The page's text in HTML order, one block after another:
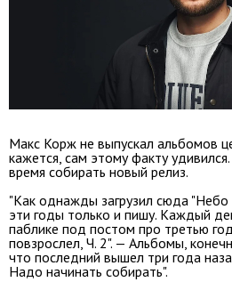
Макс Корж не выпускал альбомов
кажется, сам этому факту
время собирать новый релиз.
"Как однажды загрузил сюда
эти годы только и пишу. Каждый
паблике под постом про третью
повзрослел, Ч. 2". — Альбомы,
что последний вышел три года
Надо начинать собирать".